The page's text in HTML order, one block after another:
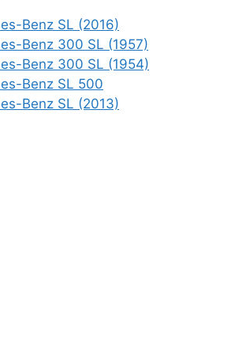
Benz SL (2016)
Benz 300 SL (1957)
Benz 300 SL (1954)
Benz SL 500
Benz SL (2013)